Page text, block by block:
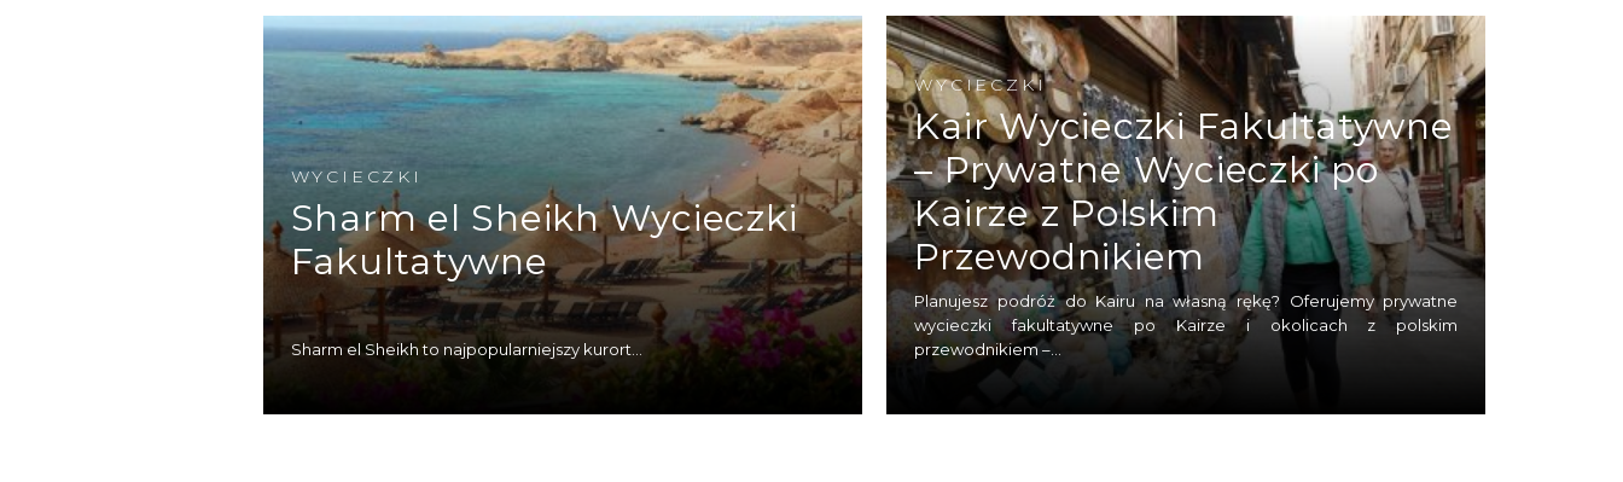
Jeżeli przylecisz bezpośrednio do stolicy Egiptu, Kairu na zwiedzanie tego miasta i jego okolic możesz liczyć na
niepowtarzalna orientalną atmosferę.Wąkie uliczki, liczne bazary, światowej klasy zabytki z różnych epok, od
starożytności poprzez średniowiecze, kawiarnie z tradycyjną sziszą to wszystko decyduje o ogromnej popularnosci Kairu.
WYCIECZKI
Sharm el Sheikh Wycieczki
Fakultatywne
Sharm el Sheikh to najpopularniejszy kurort...
WYCIECZKI
Kair Wycieczki Fakultatywne
– Prywatne Wycieczki po
Kairze z Polskim
Przewodnikiem
Planujesz podróż do Kairu na własną rękę? Oferujemy prywatne
wycieczki fakultatywne po Kairze i okolicach z polskim
przewodnikiem –...